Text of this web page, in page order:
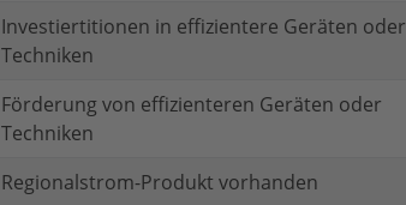
Investiertitionen in effizientere Geräten oder
Techniken
Förderung von effizienteren Geräten oder
Techniken
Regionalstrom-Produkt vorhanden